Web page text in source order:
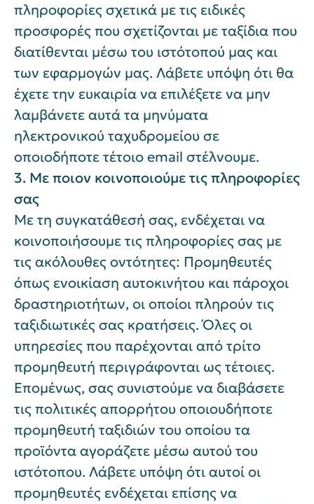
πληροφορίες σχετικά με τις ειδικές
προσφορές που σχετίζονται με ταξίδια που
διατίθενται μέσω του ιστότοπού μας και
των εφαρμογών μας. Λάβετε υπόψη ότι θα
έχετε την ευκαιρία να επιλέξετε να μην
λαμβάνετε αυτά τα μηνύματα
ηλεκτρονικού ταχυδρομείου σε
οποιοδήποτε τέτοιο email στέλνουμε.
3. Με ποιον κοινοποιούμε τις πληροφορίες
σας
Με τη συγκατάθεσή σας, ενδέχεται να
κοινοποιήσουμε τις πληροφορίες σας με
τις ακόλουθες οντότητες: Προμηθευτές
όπως ενοικίαση αυτοκινήτου και πάροχοι
δραστηριοτήτων, οι οποίοι πληρούν τις
ταξιδιωτικές σας κρατήσεις. Όλες οι
υπηρεσίες που παρέχονται από τρίτο
προμηθευτή περιγράφονται ως τέτοιες.
Επομένως, σας συνιστούμε να διαβάσετε
τις πολιτικές απορρήτου οποιουδήποτε
προμηθευτή ταξιδιών του οποίου τα
προϊόντα αγοράζετε μέσω αυτού του
ιστότοπου. Λάβετε υπόψη ότι αυτοί οι
προμηθευτές ενδέχεται επίσης να